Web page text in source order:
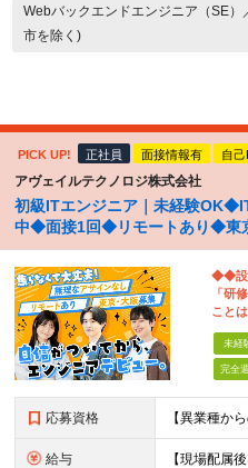
Webバックエンドエンジニア（SE
市を除く)
PICK UP! 正社員 面接情報有 自
アヴェイルテクノロジ株式会社
初級ITエンジニア｜未経験
中◆面接1回◆リモートあり◆東
◆◆設
「研
こと
未経
完全
応募資格
給与